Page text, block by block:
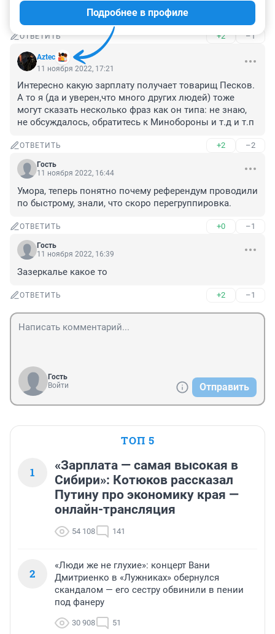
ОТВЕТИТЬ +2 –1
Aztec
Подробнее в профиле
11 ноября 2022, 17:21
Интересно какую зарплату получает товарищ Песков.
А то я (да и уверен,что много других людей) тоже
могут сказать несколько фраз как он типа: не знаю,
не обсуждалось, обратитесь к Минобороны и т.д и т.п
ОТВЕТИТЬ +2 –2
Гость
11 ноября 2022, 16:44
Умора, теперь понятно почему референдум проводили
по быстрому, знали, что скоро перегруппировка.
ОТВЕТИТЬ +0 –1
Гость
11 ноября 2022, 16:39
Зазеркалье какое то
ОТВЕТИТЬ +2 –1
Гость
Войти
Отправить
ТОП 5
1
«Зарплата — самая высокая в
Сибири»: Котюков рассказал
Путину про экономику края —
онлайн-трансляция
54 108 141
2
«Люди же не глухие»: концерт Вани
Дмитриенко в «Лужниках» обернулся
скандалом — его сестру обвинили в пении
под фанеру
30 908 51